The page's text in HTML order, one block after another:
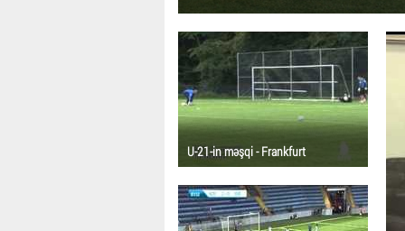
U-21-in məşqi - Frankfurt